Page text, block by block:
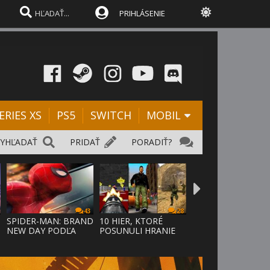
PRIHLÁSENIE
XS PS5 SWITCH MOBIL
PORADIŤ?
PRIDAŤ
43
SPIDER-MAN: BRAND
NEW DAY PODĽA
28
10 HIER, KTORÉ
POSUNULI HRANIE